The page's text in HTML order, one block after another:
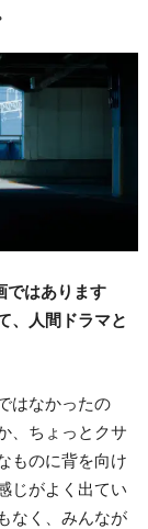
ではあります
、人間ドラマと
はなかったの
、ちょっとクサ
ものに背を向け
じがよく出てい
なく、みんなが